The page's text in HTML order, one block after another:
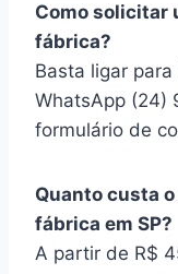
Como solicitar
fábrica?
Basta ligar
WhatsApp (24)
formulário de
Quanto custa
fábrica em SP?
A partir de R$